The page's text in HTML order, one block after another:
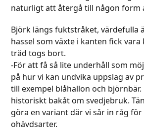
naturligt att återgå till någon form
Björk längs fuktstråket, värdefulla
hassel som växte i kanten fick
träd togs bort.
-För att få så lite underhåll som
på hur vi kan undvika uppslag av
till exempel blåhallon och björnbär.
historiskt bakåt om svedjebruk.
göra en variant där vi sår in råg
ohävdsarter.